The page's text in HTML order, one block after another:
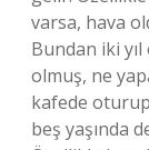
varsa, hava
Bundan iki
olmuş, ne
kafede
beş yaşında